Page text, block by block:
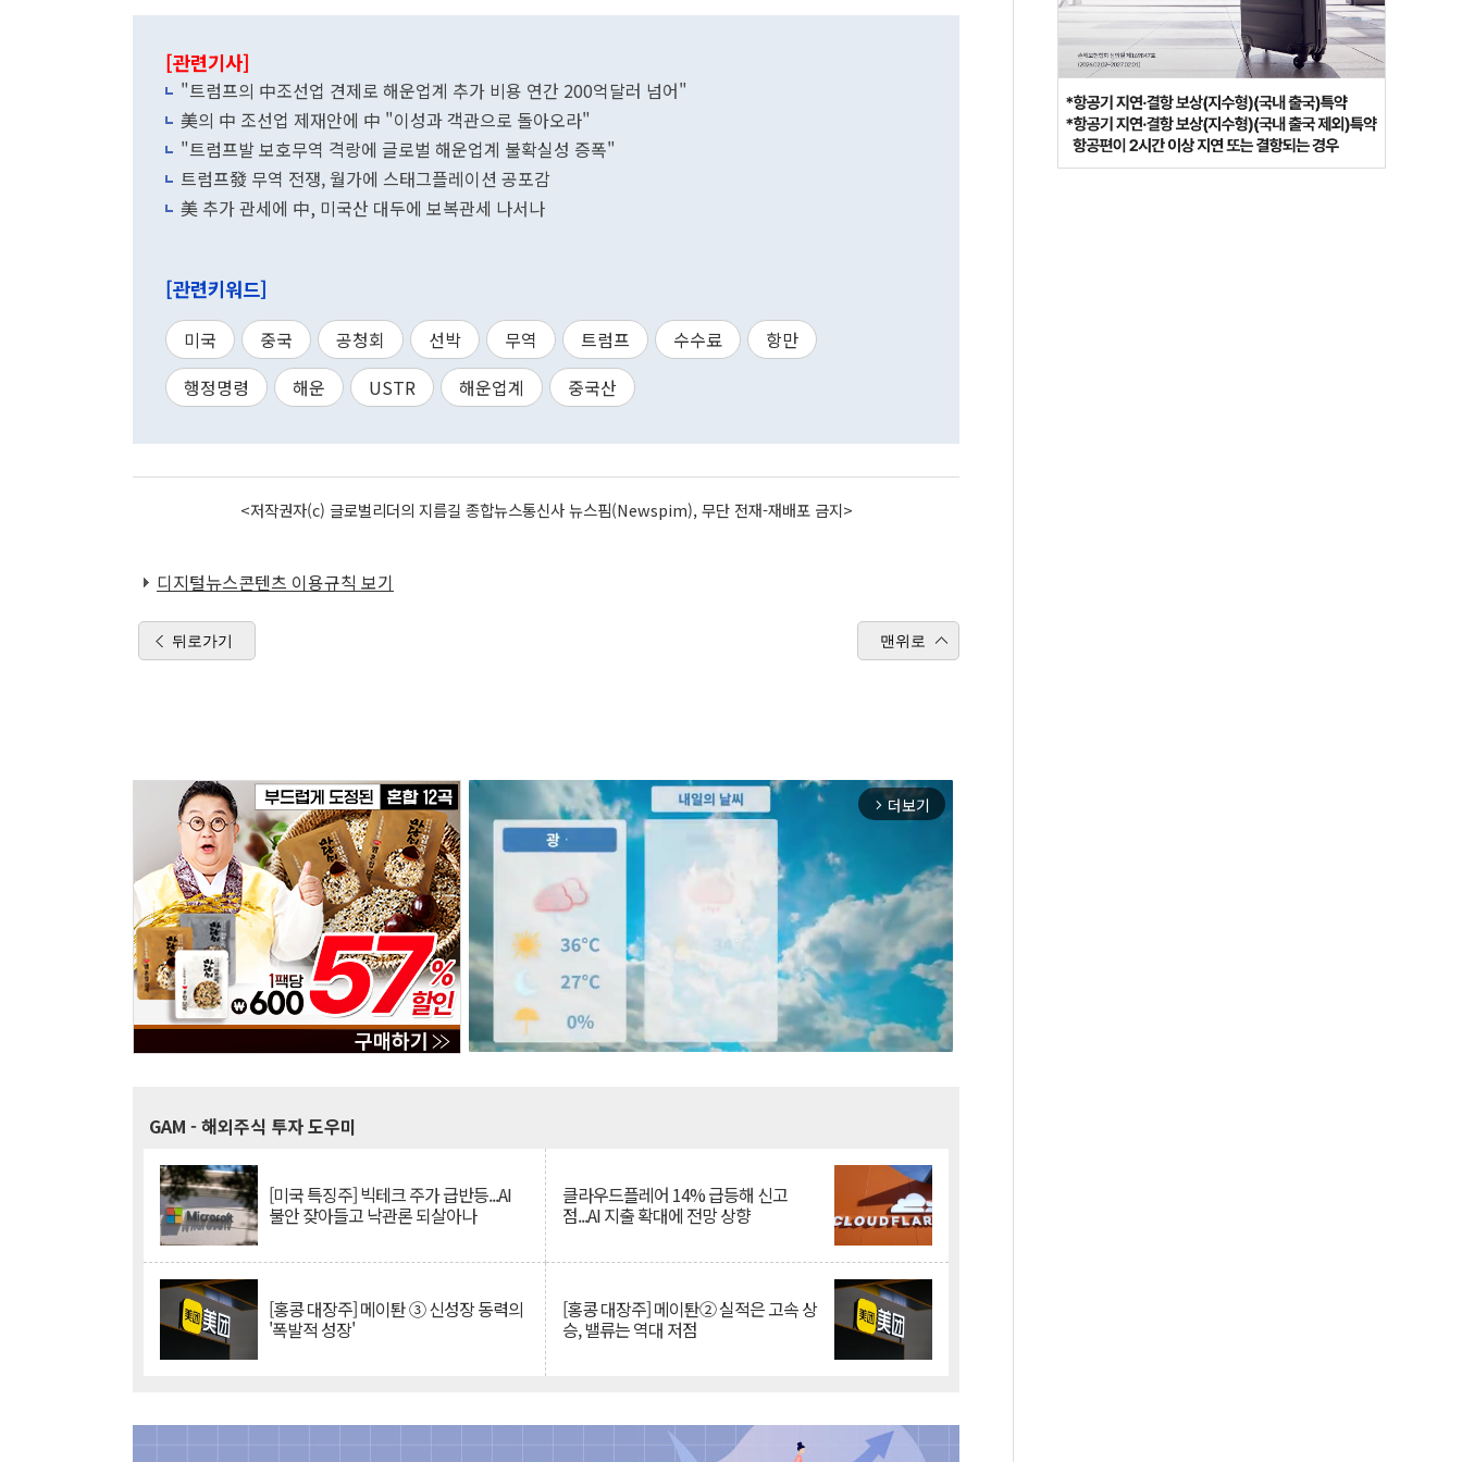
[관련기사]
"트럼프의 中조선업 견제로 해운업계 추가 비용 연간 200억달러 넘어"
美의 中 조선업 제재안에 中 "이성과 객관으로 돌아오라"
"트럼프발 보호무역 격랑에 글로벌 해운업계 불확실성 증폭"
트럼프發 무역 전쟁, 월가에 스태그플레이션 공포감
美 추가 관세에 中, 미국산 대두에 보복관세 나서나
[관련키워드]
미국 중국 공청회 선박 무역 트럼프 수수료
항만
행정명령
해운 USTR 해운업계 중국산
<저작권자(c) 글로벌리더의 지름길 종합뉴스통신사 뉴스핌(Newspim), 무단 전재-재배포 금지>
디지털뉴스콘텐츠 이용규칙 보기
뒤로가기 맨위로
arrow_forward_ios 더보기
GAM - 해외주식 투자 도우미
[미국 특징주] 빅테크 주가 급반등...AI
불안 잦아들고 낙관론 되살아나
클라우드플레어 14% 급등해 신고
점...AI 지출 확대에 전망 상향
[홍콩 대장주] 메이퇀 ③ 신성장 동력의
'폭발적 성장'
[홍콩 대장주] 메이퇀② 실적은 고속 상
승, 밸류는 역대 저점